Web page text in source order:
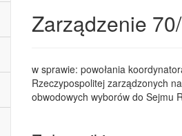
Zarządzenie
w sprawie: powołania
Rzeczypospolitej zarządzonych
obwodowych wyborów do Sejmu